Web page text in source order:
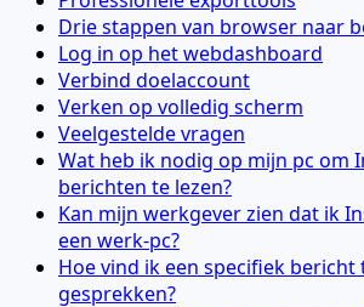
Drie stappen van browser naar
Log in op het webdashboard
Verbind doelaccount
Verken op volledig scherm
Veelgestelde vragen
Wat heb ik nodig op mijn pc om
berichten te lezen?
Kan mijn werkgever zien dat ik
een werk-pc?
Hoe vind ik een specifiek bericht
gesprekken?